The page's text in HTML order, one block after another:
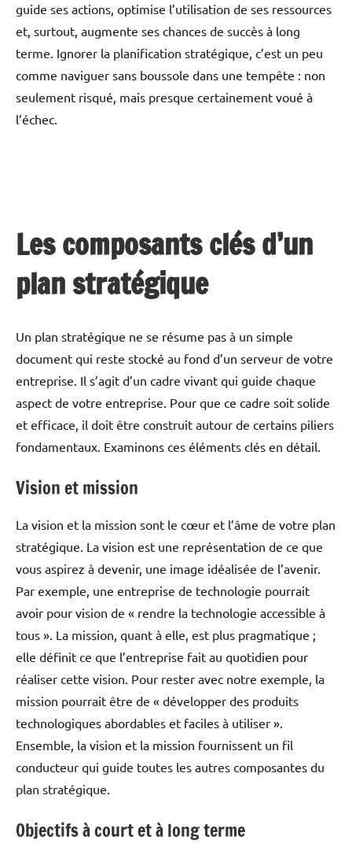
guide ses actions, optimise l’utilisation de ses ressources
et, surtout, augmente ses chances de succès à long
terme. Ignorer la planification stratégique, c’est un peu
comme naviguer sans boussole dans une tempête : non
seulement risqué, mais presque certainement voué à
l’échec.
Les composants clés d’un
plan stratégique
Un plan stratégique ne se résume pas à un simple
document qui reste stocké au fond d’un serveur de votre
entreprise. Il s’agit d’un cadre vivant qui guide chaque
aspect de votre entreprise. Pour que ce cadre soit solide
et efficace, il doit être construit autour de certains piliers
fondamentaux. Examinons ces éléments clés en détail.
Vision et mission
La vision et la mission sont le cœur et l’âme de votre plan
stratégique. La vision est une représentation de ce que
vous aspirez à devenir, une image idéalisée de l’avenir.
Par exemple, une entreprise de technologie pourrait
avoir pour vision de « rendre la technologie accessible à
tous ». La mission, quant à elle, est plus pragmatique ;
elle définit ce que l’entreprise fait au quotidien pour
réaliser cette vision. Pour rester avec notre exemple, la
mission pourrait être de « développer des produits
technologiques abordables et faciles à utiliser ».
Ensemble, la vision et la mission fournissent un fil
conducteur qui guide toutes les autres composantes du
plan stratégique.
Objectifs à court et à long terme